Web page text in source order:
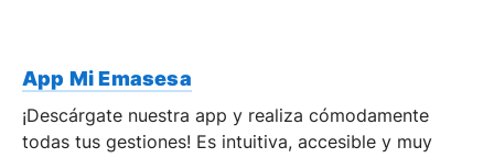
App Mi Emasesa
¡Descárgate nuestra app y realiza cómodamente
todas tus gestiones! Es intuitiva, accesible y muy